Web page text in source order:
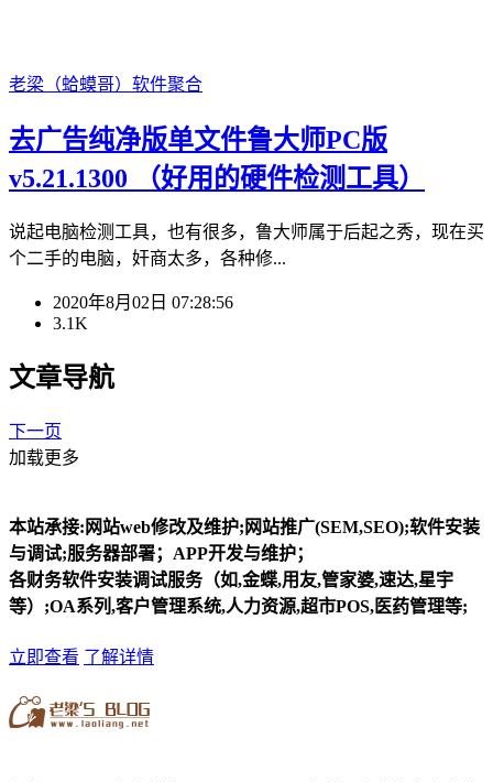
老梁（蛤蟆哥） 软件聚合
去广告纯净版单文件鲁大师PC版
v5.21.1300 （好用的硬件检测工具）
说起电脑检测工具，也有很多，鲁大师属于后起之秀，现在买
个二手的电脑，奸商太多，各种修...
2020年8月02日 07:28:56
3.1K
文章导航
下一页
加载更多
本站承接:网站web修改及维护;网站推广(SEM,SEO);软件安装
与调试;服务器部署；APP开发与维护；
各财务软件安装调试服务（如,金蝶,用友,管家婆,速达,星宇
等）;OA系列,客户管理系统,人力资源,超市POS,医药管理等;
立即查看 了解详情